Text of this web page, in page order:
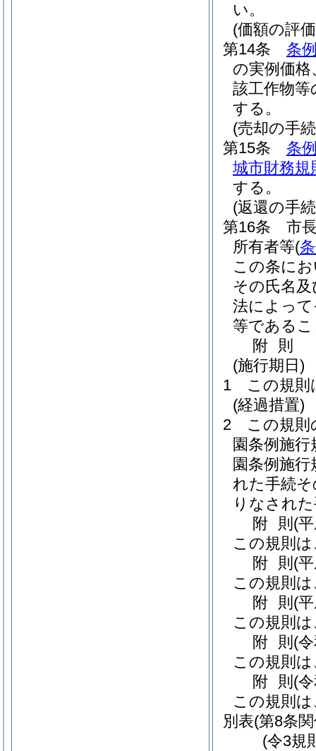
い。
(価額の評
第14条
条
の実例価格
該工作物
する。
(売却の手
第15条
条
城市財務規
する。
(返還の手
第16条
市
所有者等(
この条に
その氏名
法によっ
等である
附 則
(施行期日)
1
この規則
(経過措置)
2
この規則
園条例施行
園条例施行
れた手続
りなされ
附 則 (
この規則
附 則 (
この規則
附 則 (
この規則
附 則 (
この規則
附 則 (
この規則
別表(第8条
(令3規